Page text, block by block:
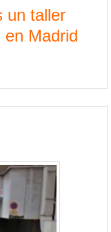
un taller
en Madrid